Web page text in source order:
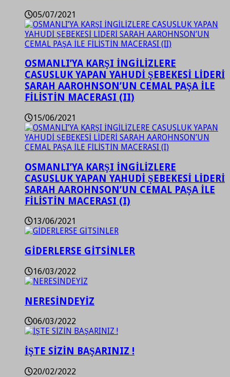
05/07/2021
OSMANLI’YA KARŞI İNGİLİZLERE
CASUSLUK YAPAN YAHUDİ ŞEBEKESİ LİDERİ
SARAH AAROHNSON’UN CEMAL PAŞA İLE
FİLİSTİN MACERASI (II)
15/06/2021
OSMANLI’YA KARŞI İNGİLİZLERE
CASUSLUK YAPAN YAHUDİ ŞEBEKESİ LİDERİ
SARAH AAROHNSON’UN CEMAL PAŞA İLE
FİLİSTİN MACERASI (I)
13/06/2021
GİDERLERSE GİTSİNLER
16/03/2022
NERESİNDEYİZ
06/03/2022
İŞTE SİZİN BAŞARINIZ !
20/02/2022